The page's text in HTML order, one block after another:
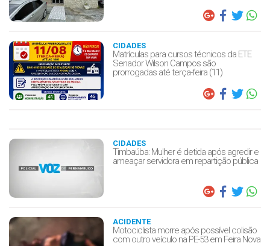
CIDADES
Matrículas para cursos técnicos da ETE
Senador Wilson Campos são
prorrogadas até terça-feira (11)
CIDADES
Timbaúba: Mulher é detida após agredir e
ameaçar servidora em repartição pública
ACIDENTE
Motociclista morre após possível colisão
com outro veículo na PE-53 em Feira Nova